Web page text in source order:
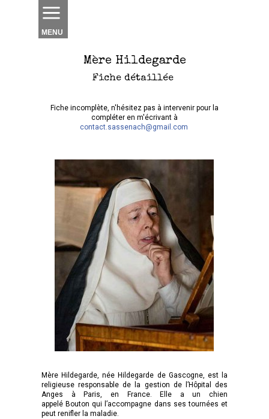
MENU
Mère Hildegarde, née Hildegarde de Gascogne, est la
religieuse responsable de la gestion de l’Hôpital des
Anges à Paris, en France. Elle a un chien
appelé Bouton qui l’accompagne dans ses tournées et
peut renifler la maladie.
Mère Hildegarde
Fiche détaillée
Fiche incomplète, n'hésitez pas à intervenir pour la
compléter en m'écrivant à
contact.sassenach@gmail.com